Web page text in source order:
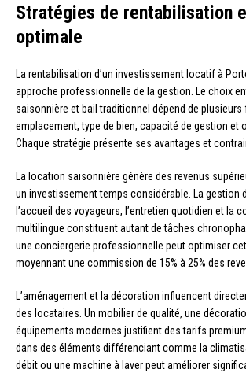
Stratégies de rentabilisation
optimale
La rentabilisation d’un investissement locatif à
approche professionnelle de la gestion. Le choix
saisonnière et bail traditionnel dépend de plusieurs
emplacement, type de bien, capacité de gestion et
Chaque stratégie présente ses avantages et
La location saisonnière génère des revenus
un investissement temps considérable. La gestion
l’accueil des voyageurs, l’entretien quotidien et la
multilingue constituent autant de tâches
une conciergerie professionnelle peut optimiser
moyennant une commission de 15% à 25% des
L’aménagement et la décoration influencent
des locataires. Un mobilier de qualité, une
équipements modernes justifient des tarifs
dans des éléments différenciant comme la
débit ou une machine à laver peut améliorer